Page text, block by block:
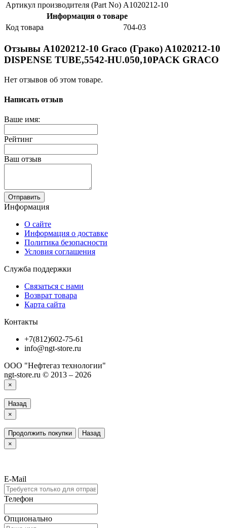
Артикул производителя (Part No) A1020212-10
Информация о товаре
Код товара
704-03
Отзывы A1020212-10 Graco (Грако) A1020212-10
DISPENSE TUBE,5542-HU.050,10PACK GRACO
Нет отзывов об этом товаре.
Написать отзыв
Ваше имя:
Рейтинг
Ваш отзыв
Отправить
Информация
О сайте
Информация о доставке
Политика безопасности
Условия соглашения
Служба поддержки
Связаться с нами
Возврат товара
Карта сайта
Контакты
+7(812)602-75-61
info@ngt-store.ru
ООО "Нефтегаз технологии"
ngt-store.ru © 2013 – 2026
×
Назад
×
Продолжить покупки
Назад
×
E-Mail
Телефон
Опционально